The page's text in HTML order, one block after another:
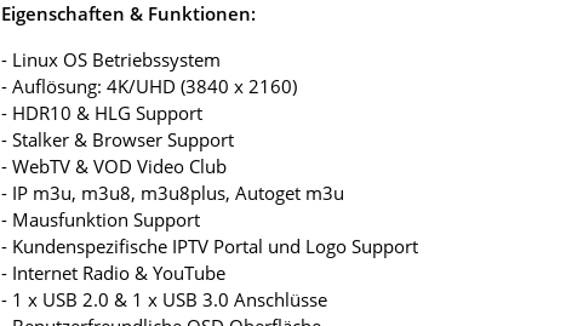
Eigenschaften & Funktionen:
- Linux OS Betriebssystem
- Auflösung: 4K/UHD (3840 x 2160)
- HDR10 & HLG Support
- Stalker & Browser Support
- WebTV & VOD Video Club
- IP m3u, m3u8, m3u8plus, Autoget m3u
- Mausfunktion Support
- Kundenspezifische IPTV Portal und Logo Support
- Internet Radio & YouTube
- 1 x USB 2.0 & 1 x USB 3.0 Anschlüsse